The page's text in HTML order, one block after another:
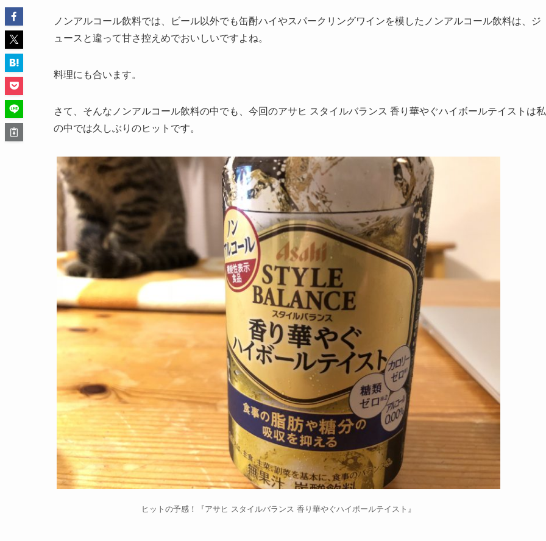
ノンアルコール飲料では、ビール以外でも缶酎ハイやスパークリングワインを模したノンアルコール飲料は、ジ
ュースと違って甘さ控えめでおいしいですよね。
料理にも合います。
さて、そんなノンアルコール飲料の中でも、今回のアサヒ スタイルバランス 香り華やぐハイボールテイストは私
の中では久しぶりのヒットです。
ヒットの予感！『アサヒ スタイルバランス 香り華やぐハイボールテイスト』